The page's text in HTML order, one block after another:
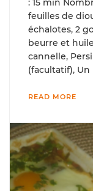
: 15 min
feuilles de
échalotes, 2
beurre et
cannelle,
(facultatif),
READ MORE